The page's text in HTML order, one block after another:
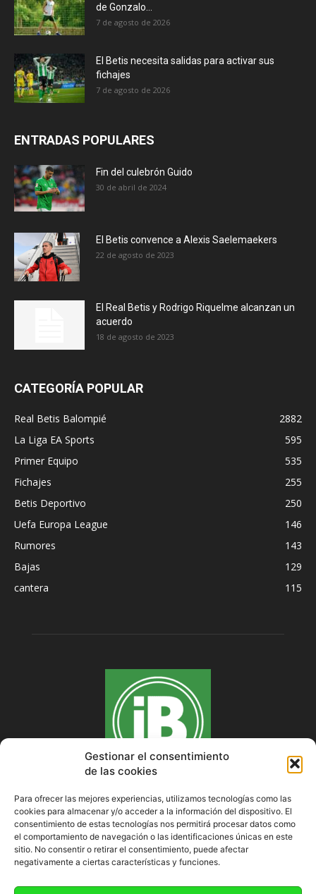
Gestionar el consentimiento
de las cookies
Para ofrecer las mejores experiencias, utilizamos tecnologías como las
cookies para almacenar y/o acceder a la información del dispositivo. El
consentimiento de estas tecnologías nos permitirá procesar datos como
el comportamiento de navegación o las identificaciones únicas en este
sitio. No consentir o retirar el consentimiento, puede afectar
negativamente a ciertas características y funciones.
de Gonzalo...
7 de agosto de 2026
El Betis necesita salidas para activar sus
fichajes
7 de agosto de 2026
ENTRADAS POPULARES
Fin del culebrón Guido
30 de abril de 2024
El Betis convence a Alexis Saelemaekers
22 de agosto de 2023
El Real Betis y Rodrigo Riquelme alcanzan un
acuerdo
18 de agosto de 2023
CATEGORÍA POPULAR
Real Betis Balompié
2882
La Liga EA Sports
595
Primer Equipo
535
Fichajes
255
Betis Deportivo
250
Uefa Europa League
146
Rumores
143
Bajas
129
cantera
115
SOBRE NOSOTROS